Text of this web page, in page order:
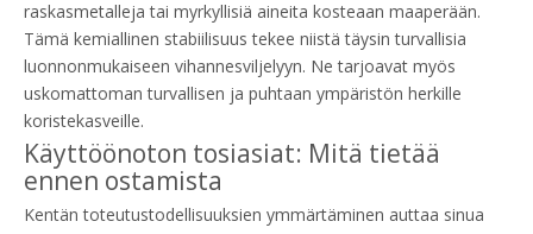
raskasmetalleja tai myrkyllisiä aineita kosteaan maaperään.
Tämä kemiallinen stabiilisuus tekee niistä täysin turvallisia
luonnonmukaiseen vihannesviljelyyn. Ne tarjoavat myös
uskomattoman turvallisen ja puhtaan ympäristön herkille
koristekasveille.
Käyttöönoton tosiasiat: Mitä tietää
ennen ostamista
Kentän toteutustodellisuuksien ymmärtäminen auttaa sinua